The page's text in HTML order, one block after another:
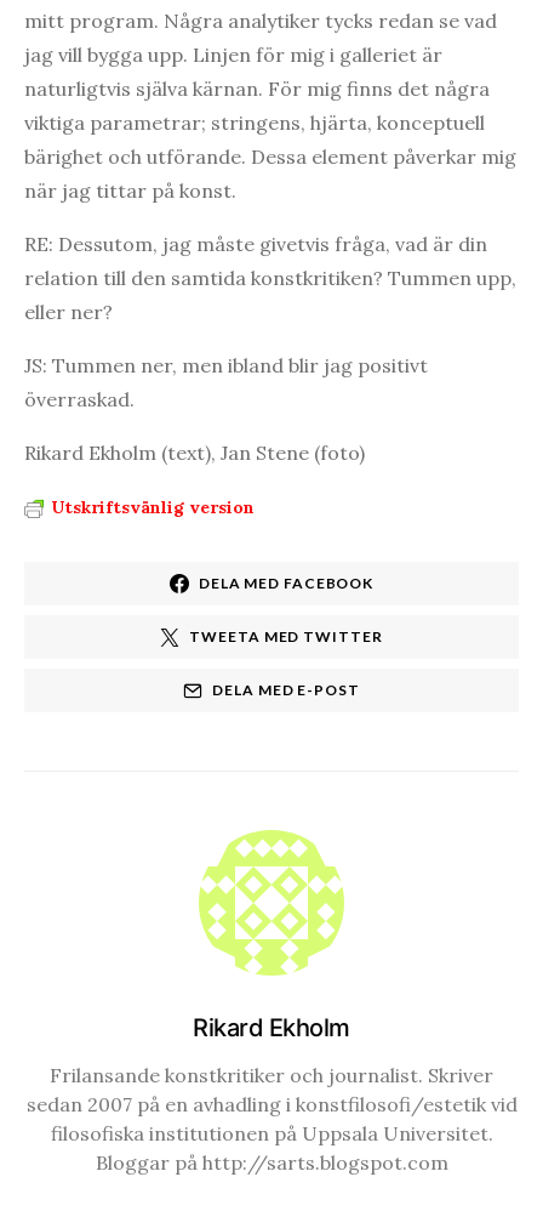
mitt program. Några analytiker tycks redan se vad
jag vill bygga upp. Linjen för mig i galleriet är
naturligtvis själva kärnan. För mig finns det några
viktiga parametrar; stringens, hjärta, konceptuell
bärighet och utförande. Dessa element påverkar mig
när jag tittar på konst.
RE: Dessutom, jag måste givetvis fråga, vad är din
relation till den samtida konstkritiken? Tummen upp,
eller ner?
JS: Tummen ner, men ibland blir jag positivt
överraskad.
Rikard Ekholm (text), Jan Stene (foto)
Utskriftsvänlig version
DELA MED FACEBOOK
TWEETA MED TWITTER
DELA MED E-POST
Rikard Ekholm
Frilansande konstkritiker och journalist. Skriver
sedan 2007 på en avhadling i konstfilosofi/estetik vid
filosofiska institutionen på Uppsala Universitet.
Bloggar på http://sarts.blogspot.com